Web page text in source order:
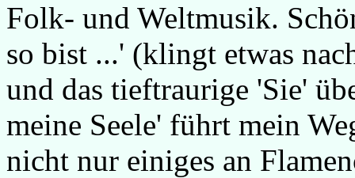
Folk- und Weltmusik.
so bist ...' (klingt etwas
und das tieftraurige 'Sie'
meine Seele' führt mein
nicht nur einiges an